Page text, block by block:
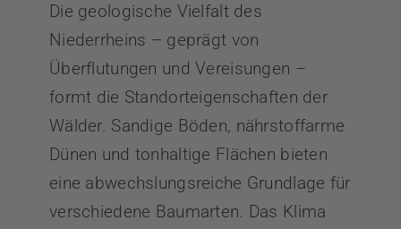
Die geologische Vielfalt des
Niederrheins – geprägt von
Überflutungen und Vereisungen –
formt die Standorteigenschaften der
Wälder. Sandige Böden, nährstoffarme
Dünen und tonhaltige Flächen bieten
eine abwechslungsreiche Grundlage für
verschiedene Baumarten. Das Klima